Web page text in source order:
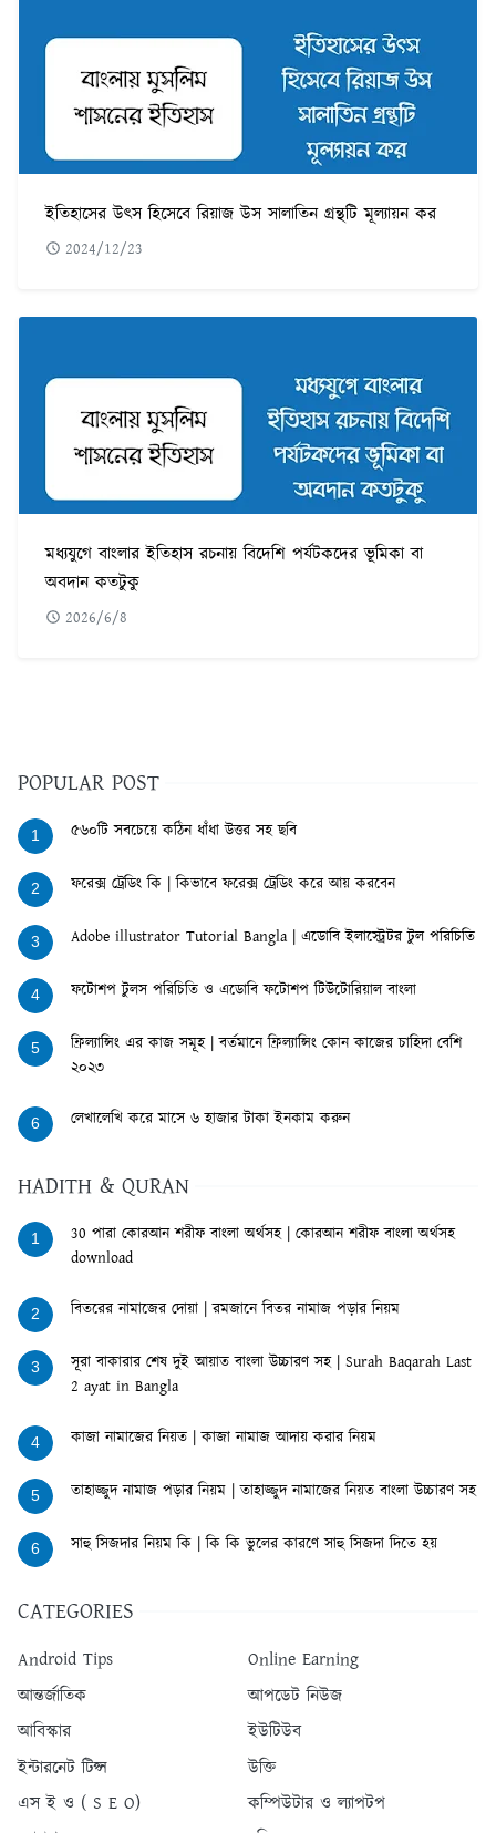
ইতিহাসের উৎস হিসেবে রিয়াজ উস সালাতিন গ্রন্থটি মূল্যায়ন কর
2024/12/23
মধ্যযুগে বাংলার ইতিহাস রচনায় বিদেশি পর্যটকদের ভূমিকা বা
অবদান কতটুকু
2026/6/8
POPULAR POST
1 ৫৬০টি সবচেয়ে কঠিন ধাঁধা উত্তর সহ ছবি
2 ফরেক্স ট্রেডিং কি | কিভাবে ফরেক্স ট্রেডিং করে আয় করবেন
3 Adobe illustrator Tutorial Bangla | এডোবি ইলাস্ট্রেটর টুল পরিচিতি
4 ফটোশপ টুলস পরিচিতি ও এডোবি ফটোশপ টিউটোরিয়াল বাংলা
5
ফ্রিল্যান্সিং এর কাজ সমূহ | বর্তমানে ফ্রিল্যান্সিং কোন কাজের চাহিদা বেশি
২০২৩
6 লেখালেখি করে মাসে ৬ হাজার টাকা ইনকাম করুন
HADITH & QURAN
1
30 পারা কোরআন শরীফ বাংলা অর্থসহ | কোরআন শরীফ বাংলা অর্থসহ
download
2 বিতরের নামাজের দোয়া | রমজানে বিতর নামাজ পড়ার নিয়ম
3
সূরা বাকারার শেষ দুই আয়াত বাংলা উচ্চারণ সহ | Surah Baqarah Last
2 ayat in Bangla
4 কাজা নামাজের নিয়ত | কাজা নামাজ আদায় করার নিয়ম
5 তাহাজ্জুদ নামাজ পড়ার নিয়ম | তাহাজ্জুদ নামাজের নিয়ত বাংলা উচ্চারণ সহ
6 সাহু সিজদার নিয়ম কি | কি কি ভুলের কারণে সাহু সিজদা দিতে হয়
CATEGORIES
Android Tips
Online Earning
আন্তর্জাতিক
আপডেট নিউজ
আবিস্কার
ইউটিউব
ইন্টারনেট টিপ্স
উক্তি
এস ই ও ( S E O)
কম্পিউটার ও ল্যাপটপ